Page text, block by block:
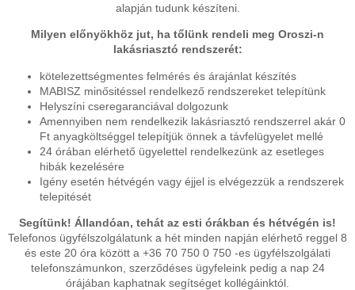
alapján tudunk készíteni.
Milyen előnyökhöz jut, ha tőlünk rendeli meg Oroszi-n
lakásriasztó rendszerét:
kötelezettségmentes felmérés és árajánlat készítés
MABISZ minősitéssel rendelkező rendszereket telepítünk
Helyszíni cseregaranciával dolgozunk
Amennyiben nem rendelkezik lakásriasztó rendszerrel akár 0
Ft anyagköltséggel telepítjük önnek a távfelügyelet mellé
24 órában elérhető ügyelettel rendelkezünk az esetleges
hibák kezelésére
Igény esetén hétvégén vagy éjjel is elvégezzük a rendszerek
telepitését
Segítünk! Állandóan, tehát az esti órákban és hétvégén is!
Telefonos ügyfélszolgálatunk a hét minden napján elérhető reggel 8
és este 20 óra között a +36 70 750 0 750 -es ügyfélszolgálati
telefonszámunkon, szerződéses ügyfeleink pedig a nap 24
órájában kaphatnak segítséget kollégáinktól.